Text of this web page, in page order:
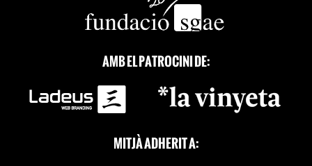
AMB EL PATROCINI DE:
MITJÀ ADHERIT A: